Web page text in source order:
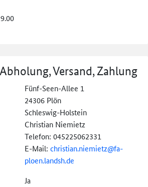
Versand, Zahlung
Fünf-Seen-Allee 1
24306 Plön
Schleswig-Holstein
Christian Niemietz
Telefon: 045225062331
E-Mail: christian.niemietz@fa-
ploen.landsh.de
Ja